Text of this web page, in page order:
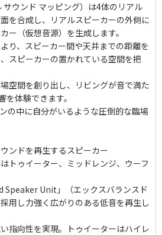
サウンド マッピング）は4体のリアル
を合成し、リアルスピーカーの外側に
ー（仮想音源）を生成します。
り、スピーカー間や天井までの距離を
スピーカーの置かれている空間を把
空間を創り出し、リビングが音で満た
体験できます。
の中に自分がいるような圧倒的な臨場
ンドを再生するスピーカー
トゥイーター、ミッドレンジ、ウーフ
Speaker Unit」（エックスバランスド
用し力強く広がりのある低音を再生し
指向性を実現。トゥイーターはハイレ